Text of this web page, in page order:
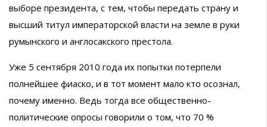
выборе президента, с тем, чтобы передать страну и
высший титул императорской власти на земле в руки
румынского и англосакского престола.
Уже 5 сентября 2010 года их попытки потерпели
полнейшее фиаско, и в тот момент мало кто осознал,
почему именно. Ведь тогда все общественно-
политические опросы говорили о том, что 70 %